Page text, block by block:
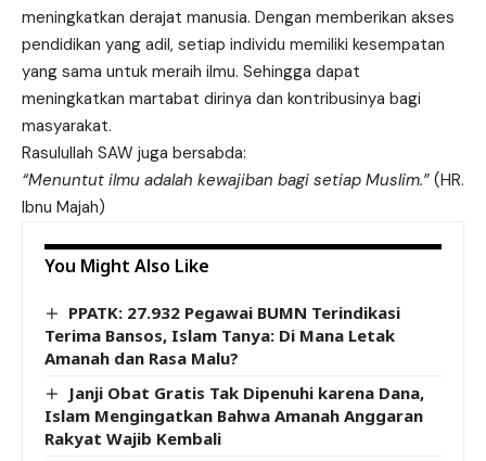
meningkatkan derajat manusia. Dengan memberikan akses
pendidikan yang adil, setiap individu memiliki kesempatan
yang sama untuk meraih ilmu. Sehingga dapat
meningkatkan martabat dirinya dan kontribusinya bagi
masyarakat.
Rasulullah SAW juga bersabda:
“Menuntut ilmu adalah kewajiban bagi setiap Muslim.” (HR.
Ibnu Majah)
You Might Also Like
PPATK: 27.932 Pegawai BUMN Terindikasi
Terima Bansos, Islam Tanya: Di Mana Letak
Amanah dan Rasa Malu?
Janji Obat Gratis Tak Dipenuhi karena Dana,
Islam Mengingatkan Bahwa Amanah Anggaran
Rakyat Wajib Kembali